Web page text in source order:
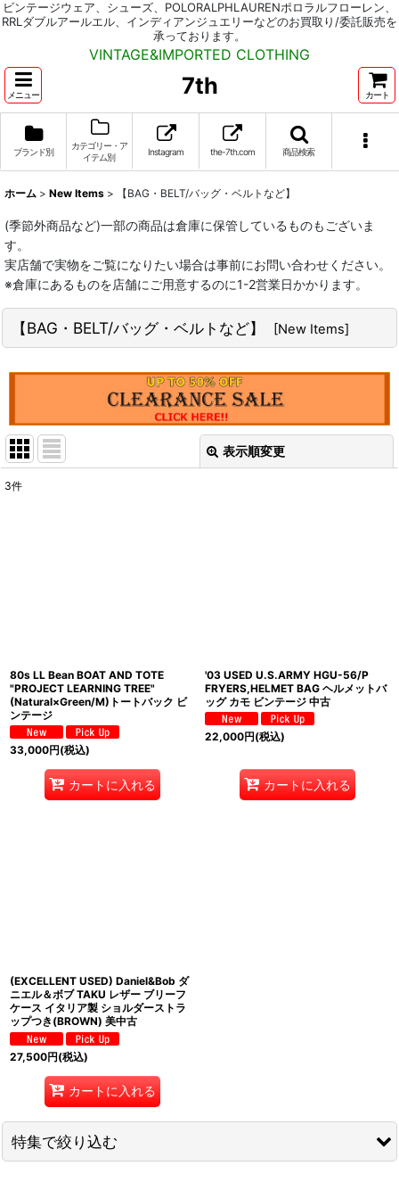
ビンテージウェア、シューズ、POLORALPHLAURENポロラルフローレン、
RRLダブルアールエル、インディアンジュエリーなどのお買取り/委託販売を
承っております。
VINTAGE&IMPORTED CLOTHING
メニュー 7th カート
ブランド別
カテゴリー・ア
イテム別
Instagram the-7th.com 商品検索
ホーム > New Items > 【BAG・BELT/バッグ・ベルトなど】
(季節外商品など)一部の商品は倉庫に保管しているものもございま
す。
実店舗で実物をご覧になりたい場合は事前にお問い合わせください。
※倉庫にあるものを店舗にご用意するのに1-2営業日かかります。
【BAG・BELT/バッグ・ベルトなど】 [New Items]
表示順変更
3件
80s LL Bean BOAT AND TOTE
"PROJECT LEARNING TREE"
(Natural×Green/M)トートバック ビ
ンテージ
33,000円(税込)
カートに入れる
'03 USED U.S.ARMY HGU-56/P
FRYERS,HELMET BAG ヘルメットバ
ッグ カモ ビンテージ 中古
22,000円(税込)
カートに入れる
(EXCELLENT USED) Daniel&Bob ダ
ニエル＆ボブ TAKU レザー ブリーフ
ケース イタリア製 ショルダーストラ
ップつき(BROWN) 美中古
27,500円(税込)
カートに入れる
特集で絞り込む